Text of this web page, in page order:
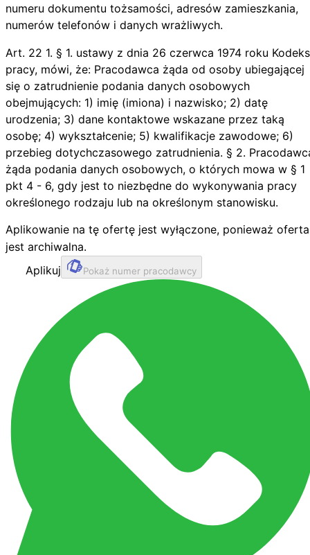
numeru dokumentu tożsamości, adresów zamieszkania,
numerów telefonów i danych wrażliwych.
Art. 22 1. § 1. ustawy z dnia 26 czerwca 1974 roku Kodeks
pracy, mówi, że: Pracodawca żąda od osoby ubiegającej
się o zatrudnienie podania danych osobowych
obejmujących: 1) imię (imiona) i nazwisko; 2) datę
urodzenia; 3) dane kontaktowe wskazane przez taką
osobę; 4) wykształcenie; 5) kwalifikacje zawodowe; 6)
przebieg dotychczasowego zatrudnienia. § 2.
żąda podania danych osobowych, o których mowa w § 1
pkt 4 - 6, gdy jest to niezbędne do wykonywania pracy
określonego rodzaju lub na określonym stanowisku.
Aplikowanie na tę ofertę jest wyłączone, ponieważ oferta
jest archiwalna.
Aplikuj
Pokaż numer pracodawcy